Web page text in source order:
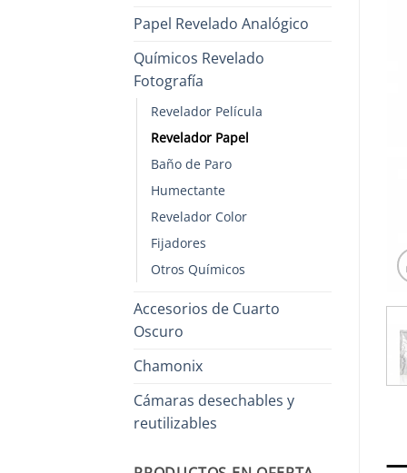
Papel Revelado Analógico
Químicos Revelado
Fotografía
Revelador Película
Revelador Papel
Baño de Paro
Humectante
Revelador Color
Fijadores
Otros Químicos
Accesorios de Cuarto
Oscuro
Chamonix
Cámaras desechables y
reutilizables